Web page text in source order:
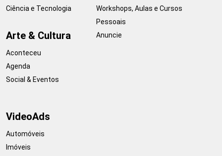
Ciência e Tecnologia
Arte & Cultura
Aconteceu
Agenda
Social & Eventos
Workshops, Aulas e Cursos
Pessoais
Anuncie
VideoAds
Automóveis
Imóveis